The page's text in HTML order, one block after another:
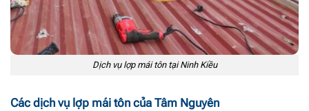
Dịch vụ lợp mái tôn tại Ninh Kiều
Các dịch vụ lợp mái tôn của Tâm Nguyên